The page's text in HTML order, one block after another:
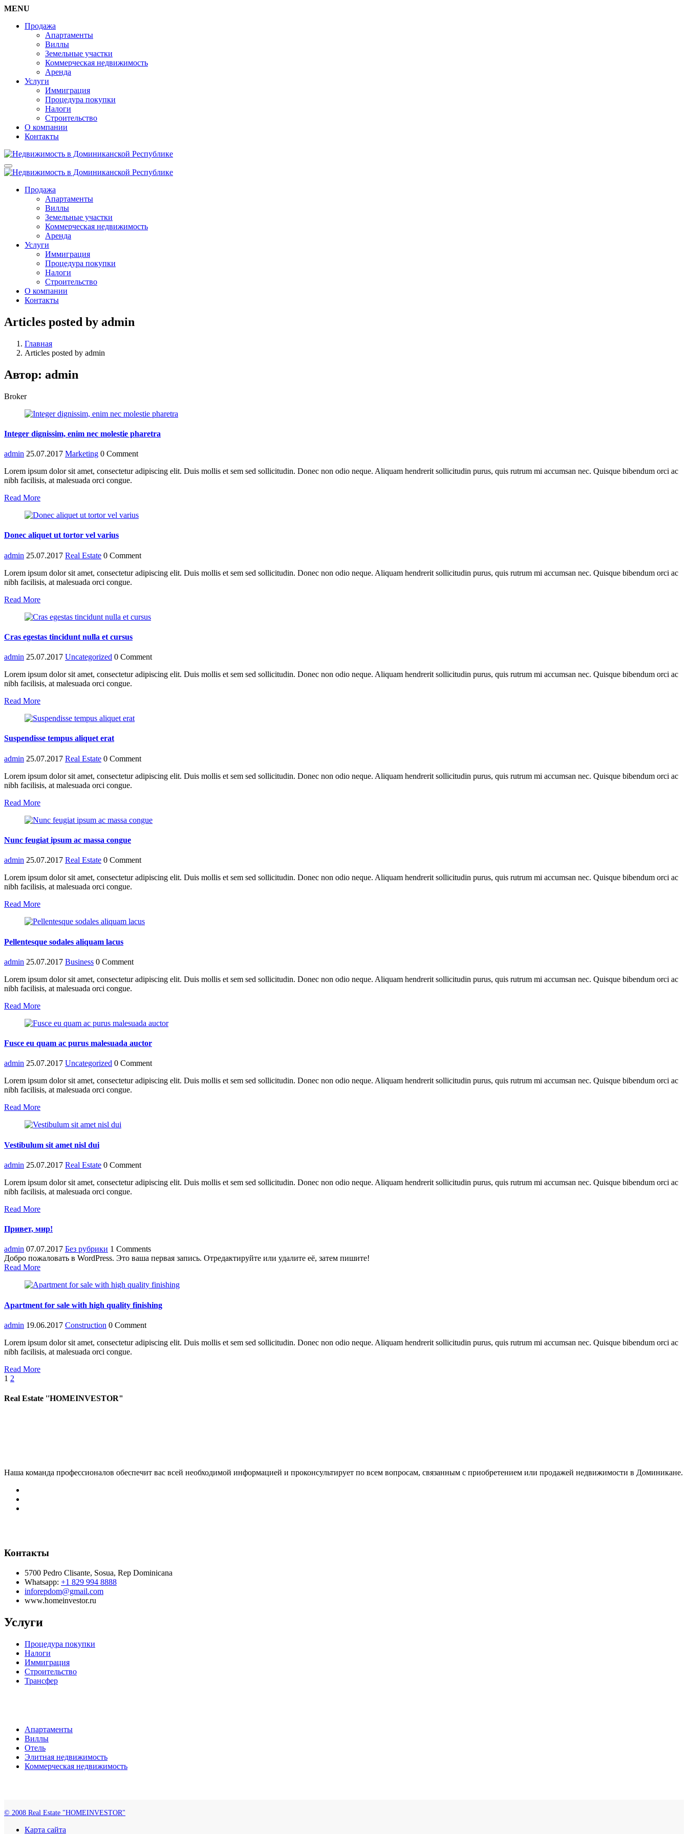
MENU
Продажа
Апартаменты
Виллы
Земельные участки
Коммерческая недвижимость
Аренда
Услуги
Иммиграция
Процедура покупки
Налоги
Строительство
О компании
Контакты
Продажа
Апартаменты
Виллы
Земельные участки
Коммерческая недвижимость
Аренда
Услуги
Иммиграция
Процедура покупки
Налоги
Строительство
О компании
Контакты
Articles posted by admin
Главная
Articles posted by admin
Автор: admin
Broker
Integer dignissim, enim nec molestie pharetra
admin 25.07.2017 Marketing 0 Comment
Lorem ipsum dolor sit amet, consectetur adipiscing elit. Duis mollis et sem sed sollicitudin. Donec non odio neque. Aliquam hendrerit sollicitudin purus, quis rutrum mi accumsan nec. Quisque bibendum orci ac
nibh facilisis, at malesuada orci congue.
Read More
Donec aliquet ut tortor vel varius
admin 25.07.2017 Real Estate 0 Comment
Lorem ipsum dolor sit amet, consectetur adipiscing elit. Duis mollis et sem sed sollicitudin. Donec non odio neque. Aliquam hendrerit sollicitudin purus, quis rutrum mi accumsan nec. Quisque bibendum orci ac
nibh facilisis, at malesuada orci congue.
Read More
Cras egestas tincidunt nulla et cursus
admin 25.07.2017 Uncategorized 0 Comment
Lorem ipsum dolor sit amet, consectetur adipiscing elit. Duis mollis et sem sed sollicitudin. Donec non odio neque. Aliquam hendrerit sollicitudin purus, quis rutrum mi accumsan nec. Quisque bibendum orci ac
nibh facilisis, at malesuada orci congue.
Read More
Suspendisse tempus aliquet erat
admin 25.07.2017 Real Estate 0 Comment
Lorem ipsum dolor sit amet, consectetur adipiscing elit. Duis mollis et sem sed sollicitudin. Donec non odio neque. Aliquam hendrerit sollicitudin purus, quis rutrum mi accumsan nec. Quisque bibendum orci ac
nibh facilisis, at malesuada orci congue.
Read More
Nunc feugiat ipsum ac massa congue
admin 25.07.2017 Real Estate 0 Comment
Lorem ipsum dolor sit amet, consectetur adipiscing elit. Duis mollis et sem sed sollicitudin. Donec non odio neque. Aliquam hendrerit sollicitudin purus, quis rutrum mi accumsan nec. Quisque bibendum orci ac
nibh facilisis, at malesuada orci congue.
Read More
Pellentesque sodales aliquam lacus
admin 25.07.2017 Business 0 Comment
Lorem ipsum dolor sit amet, consectetur adipiscing elit. Duis mollis et sem sed sollicitudin. Donec non odio neque. Aliquam hendrerit sollicitudin purus, quis rutrum mi accumsan nec. Quisque bibendum orci ac
nibh facilisis, at malesuada orci congue.
Read More
Fusce eu quam ac purus malesuada auctor
admin 25.07.2017 Uncategorized 0 Comment
Lorem ipsum dolor sit amet, consectetur adipiscing elit. Duis mollis et sem sed sollicitudin. Donec non odio neque. Aliquam hendrerit sollicitudin purus, quis rutrum mi accumsan nec. Quisque bibendum orci ac
nibh facilisis, at malesuada orci congue.
Read More
Vestibulum sit amet nisl dui
admin 25.07.2017 Real Estate 0 Comment
Lorem ipsum dolor sit amet, consectetur adipiscing elit. Duis mollis et sem sed sollicitudin. Donec non odio neque. Aliquam hendrerit sollicitudin purus, quis rutrum mi accumsan nec. Quisque bibendum orci ac
nibh facilisis, at malesuada orci congue.
Read More
Привет, мир!
admin 07.07.2017 Без рубрики 1 Comments
Добро пожаловать в WordPress. Это ваша первая запись. Отредактируйте или удалите её, затем пишите!
Read More
Apartment for sale with high quality finishing
admin 19.06.2017 Construction 0 Comment
Lorem ipsum dolor sit amet, consectetur adipiscing elit. Duis mollis et sem sed sollicitudin. Donec non odio neque. Aliquam hendrerit sollicitudin purus, quis rutrum mi accumsan nec. Quisque bibendum orci ac
nibh facilisis, at malesuada orci congue.
Read More
Posts
1 2
Real Estate ''HOMEINVESTOR"
Наша команда профессионалов обеспечит вас всей необходимой информацией и проконсультирует по всем вопросам, связанным с приобретением или продажей недвижимости в Доминикане.
Контакты
5700 Pedro Clisante, Sosua, Rep Dominicana
Whatsapp: +1 829 994 8888
inforepdom@gmail.com
www.homeinvestor.ru
Услуги
Процедура покупки
Налоги
Иммиграция
Строительство
Трансфер
Апартаменты
Виллы
Отель
Элитная недвижимость
Коммерческая недвижимость
© 2008 Real Estate "HOMEINVESTOR"
Карта сайта